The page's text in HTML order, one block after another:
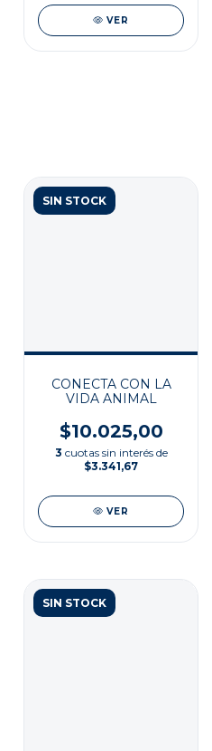
VER
SIN STOCK
CONECTA CON LA
VIDA ANIMAL
$10.025,00
3 cuotas sin interés de
$3.341,67
VER
SIN STOCK